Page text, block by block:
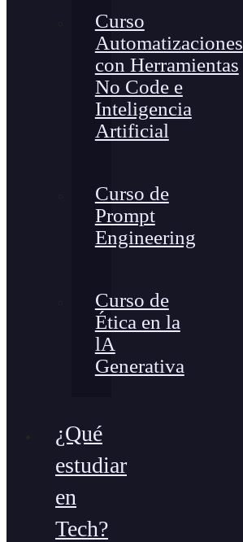
Curso
Automatizaciones
con Herramientas
No Code e
Inteligencia
Artificial
Curso de
Prompt
Engineering
Curso de
Ética en la
lA
Generativa
¿Qué
estudiar
en
Tech?